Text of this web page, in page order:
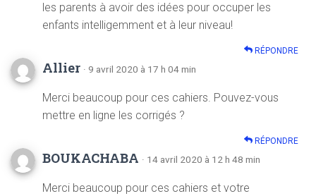
les parents à avoir des idées pour occuper les
enfants intelligemment et à leur niveau!
RÉPONDRE
Allier · 9 avril 2020 à 17 h 04 min
Merci beaucoup pour ces cahiers. Pouvez-vous
mettre en ligne les corrigés ?
RÉPONDRE
BOUKACHABA · 14 avril 2020 à 12 h 48 min
Merci beaucoup pour ces cahiers et votre